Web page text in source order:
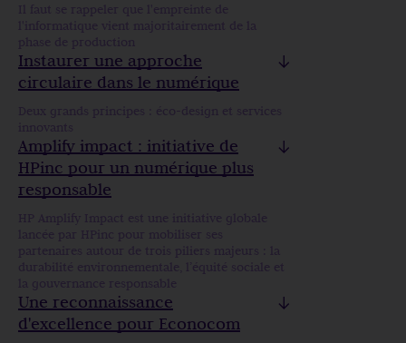
Il faut se rappeler que l'empreinte de
l'informatique vient majoritairement de la
phase de production
Instaurer une approche
circulaire dans le numérique
Deux grands principes : éco-design et services
innovants
Amplify impact : initiative de
HPinc pour un numérique plus
responsable
HP Amplify Impact est une initiative globale
lancée par HPinc pour mobiliser ses
partenaires autour de trois piliers majeurs : la
durabilité environnementale, l’équité sociale et
la gouvernance responsable
Une reconnaissance
d'excellence pour Econocom